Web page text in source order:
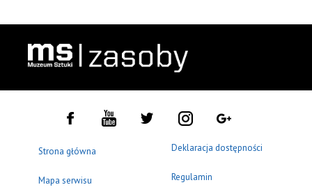
Strona główna
Mapa serwisu
Deklaracja dostępności
Regulamin